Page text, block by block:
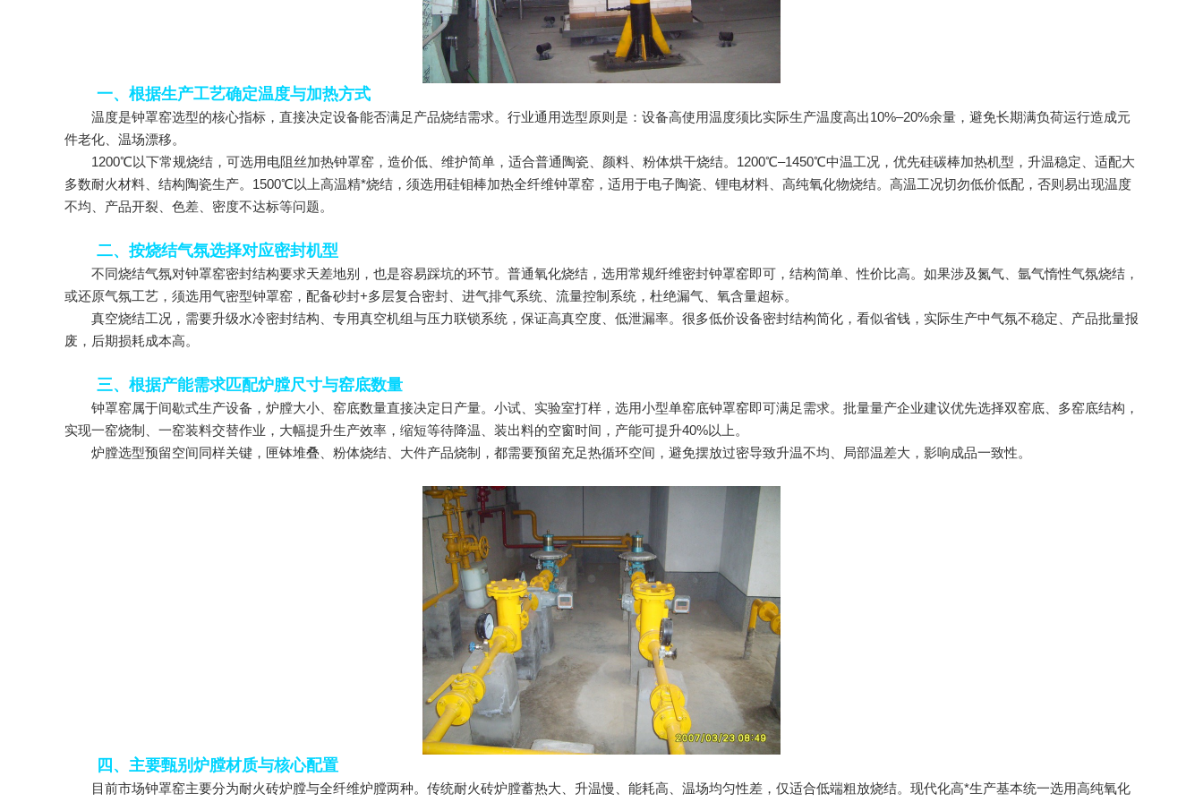
一、根据生产工艺确定温度与加热方式
温度是钟罩窑选型的核心指标，直接决定设备能否满足产品烧结需求。行业通用选型原则是：设备高使用温度须比实际生产温度高出10%–20%余量，避免长期满负荷运行造成元
件老化、温场漂移。
1200℃以下常规烧结，可选用电阻丝加热钟罩窑，造价低、维护简单，适合普通陶瓷、颜料、粉体烘干烧结。1200℃–1450℃中温工况，优先硅碳棒加热机型，升温稳定、适配大
多数耐火材料、结构陶瓷生产。1500℃以上高温精*烧结，须选用硅钼棒加热全纤维钟罩窑，适用于电子陶瓷、锂电材料、高纯氧化物烧结。高温工况切勿低价低配，否则易出现温度
不均、产品开裂、色差、密度不达标等问题。
二、按烧结气氛选择对应密封机型
不同烧结气氛对钟罩窑密封结构要求天差地别，也是容易踩坑的环节。普通氧化烧结，选用常规纤维密封钟罩窑即可，结构简单、性价比高。如果涉及氮气、氩气惰性气氛烧结，
或还原气氛工艺，须选用气密型钟罩窑，配备砂封+多层复合密封、进气排气系统、流量控制系统，杜绝漏气、氧含量超标。
真空烧结工况，需要升级水冷密封结构、专用真空机组与压力联锁系统，保证高真空度、低泄漏率。很多低价设备密封结构简化，看似省钱，实际生产中气氛不稳定、产品批量报
废，后期损耗成本高。
三、根据产能需求匹配炉膛尺寸与窑底数量
钟罩窑属于间歇式生产设备，炉膛大小、窑底数量直接决定日产量。小试、实验室打样，选用小型单窑底钟罩窑即可满足需求。批量量产企业建议优先选择双窑底、多窑底结构，
实现一窑烧制、一窑装料交替作业，大幅提升生产效率，缩短等待降温、装出料的空窗时间，产能可提升40%以上。
炉膛选型预留空间同样关键，匣钵堆叠、粉体烧结、大件产品烧制，都需要预留充足热循环空间，避免摆放过密导致升温不均、局部温差大，影响成品一致性。
四、主要甄别炉膛材质与核心配置
目前市场钟罩窑主要分为耐火砖炉膛与全纤维炉膛两种。传统耐火砖炉膛蓄热大、升温慢、能耗高、温场均匀性差，仅适合低端粗放烧结。现代化高*生产基本统一选用高纯氧化